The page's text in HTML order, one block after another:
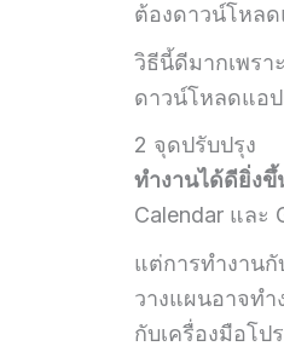
ต้องดาวน์โหล
วิธีนี้ดีมากเพรา
ดาวน์โหลดแอ
2 จุดปรับปรุง
ทำงานได้ดียิ่ง
Calendar และ
แต่การทำงาน
วางแผนอาจทำ
กับเครื่องมือโ